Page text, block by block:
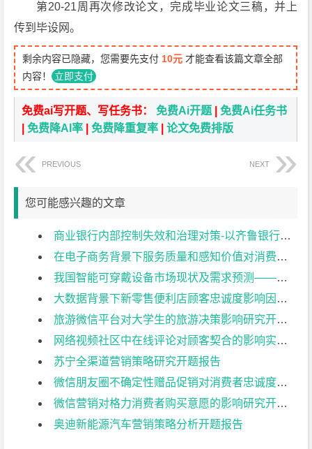
第20-21周再次修改论文，完成毕业论文三稿，并上
传到毕设网。
剩余内容已隐藏，您需要先支付 10元 才能查看该篇文章全部
内容！ 立即支付
免费ai写开题、写任务书：免费Ai开题 |免费Ai任务书
|免费降AI率 |免费降重复率 |论文免费排版
PREVIOUS NEXT
您可能感兴趣的文章
商业银行内部控制失效和治理对策-以齐鲁银行为例开题报告
在电子商务背景下服务质量和感知价值对消费者行为的影响开题报告
我国智能可穿戴设备市场现状及需求预测——以小米手环为例开题报告
大数据背景下新零售便利店顾客忠诚度影响因素实证分析–以天猫小店为例开题报告
旅游微信平台对大学生的旅游决策影响研究开题报告
网络视频社区中在线评论对顾客契合的影响实证研究开题报告
苏宁全渠道营销策略研究开题报告
微信朋友圈不确定性赠品促销对消费者忠诚度的影响分析开题报告
微信营销对格力消费者购买意愿的影响研究开题报告
奥迪新能源汽车营销策略分析开题报告